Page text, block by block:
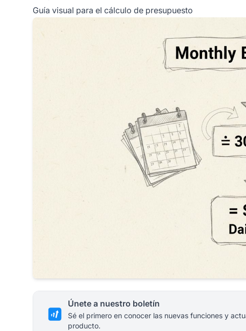
Guía visual para el cálculo de presupuesto
Únete a nuestro boletín
Sé el primero en conocer las nuevas funciones y
producto.